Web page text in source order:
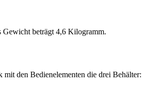
Gewicht beträgt 4,6 Kilogramm.
den Bedienelementen die drei Behälter: